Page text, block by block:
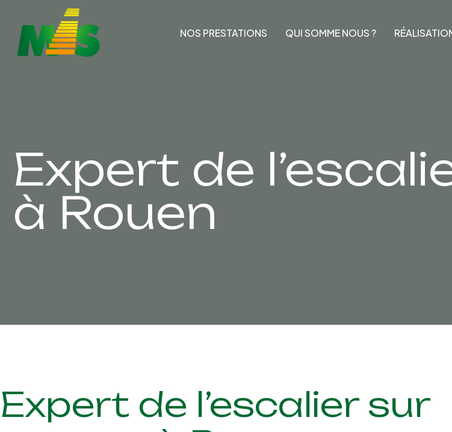
NOS PRESTATIONS QUI SOMME NOUS ?
Expert de
à Rouen
Expert de l’escalier sur